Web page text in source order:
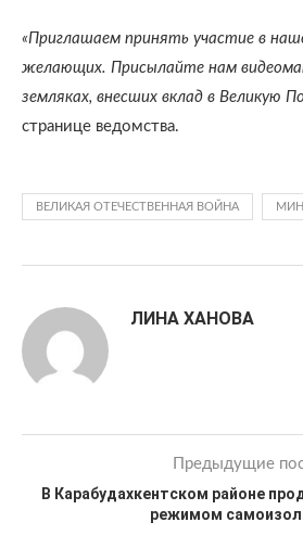
«Приглашаем принять участие в
желающих. Присылайте нам
земляках, внесших вклад в Великую
странице ведомства.
ВЕЛИКАЯ ОТЕЧЕСТВЕННАЯ ВОЙНА
ЛИНА ХАНОВА
Предыдущие
В Карабудахкентском районе
режимом